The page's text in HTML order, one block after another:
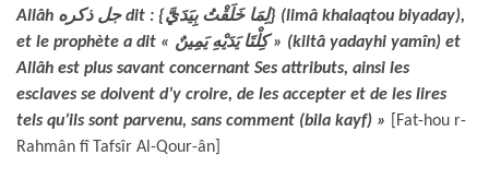
Allâh جل ذكره dit : {لِمَا خَلَقْتُ بِيَدَيَّ} (limâ khalaqtou biyaday),
et le prophète a dit « كِلْتَا يَدَيْهِ يَمِينٌ » (kiltâ yadayhi yamîn) et
Allâh est plus savant concernant Ses attributs, ainsi les
esclaves se doivent d’y croire, de les accepter et de les lires
tels qu’ils sont parvenu, sans comment (bila kayf) »
[Fat-hou r-
Rahmân fî Tafsîr Al-Qour-ân]